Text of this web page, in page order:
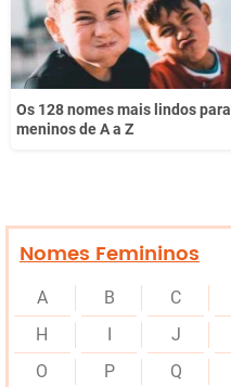
Os 128 nomes mais lindos para
meninos de A a Z
Nomes Femininos
A B C
H
I J
O
P Q